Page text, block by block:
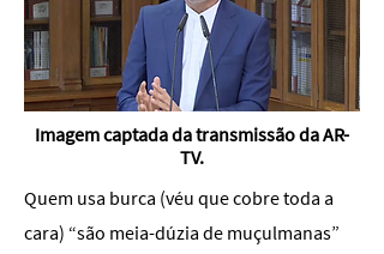
Imagem captada da transmissão da AR-
TV.
Quem usa burca (véu que cobre toda a
cara) “são meia-dúzia de muçulmanas”